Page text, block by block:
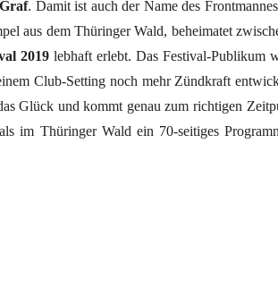
. Damit ist auch der Name des
aus dem Thüringer Wald, beheimatet
2019 lebhaft erlebt. Das Festival-Publikum
Club-Setting noch mehr Zündkraft
Glück und kommt genau zum richtigen
im Thüringer Wald ein 70-seitiges